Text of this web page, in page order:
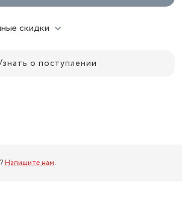
скидки
о поступлении
Напишите нам.